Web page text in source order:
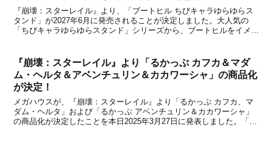
『崩壊：スターレイル』より、「ブートヒル ちびキャラゆらゆらス
タンド」が2027年6月に発売されることが決定しました。大人気の
「ちびキャラゆらゆらスタンド」シリーズから、ブートヒルをイメー
『崩壊：スターレイル』より「るかっぷ カフカ＆マダ
ム・ヘルタ＆アベンチュリン＆カカワーシャ」の商品化
が決定！
メガハウスが、『崩壊：スターレイル』より「るかっぷ カフカ、マ
ダム・ヘルタ」および「るかっぷ アベンチュリン＆カカワーシャ」
の商品化が決定したことを本日2025年3月27日に発表しました。「る